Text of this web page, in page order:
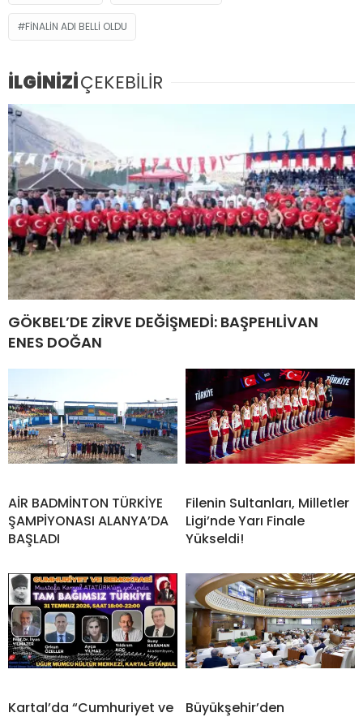
FİNALİN ADI BELLİ OLDU
İLGİNİZİÇEKEBİLİR
GÖKBEL’DE ZİRVE DEĞİŞMEDİ: BAŞPEHLİVAN
ENES DOĞAN
AİR BADMİNTON TÜRKİYE
ŞAMPİYONASI ALANYA’DA
BAŞLADI
Filenin Sultanları, Milletler
Ligi’nde Yarı Finale
Yükseldi!
Kartal’da “Cumhuriyet ve
Büyükşehir’den